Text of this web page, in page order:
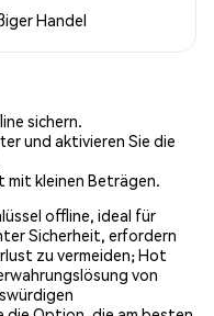
Handel
sichern.
und aktivieren Sie die
mit kleinen Beträgen.
offline, ideal für
Sicherheit, erfordern
zu vermeiden; Hot
von